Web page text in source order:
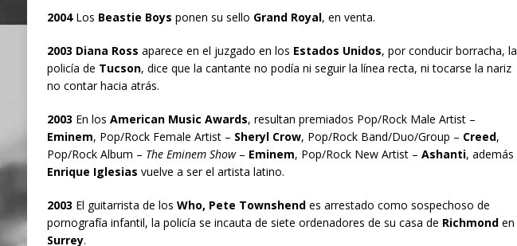
2004Los Beastie Boys ponen su sello Grand Royal, en venta.
2003 Diana Ross aparece en el juzgado en los Estados Unidos, por conducir borracha, la
policía de Tucson, dice que la cantante no podía ni seguir la línea recta, ni tocarse la nariz
no contar hacia atrás.
2003 En los American Music Awards, resultan premiados Pop/Rock Male Artist –
Eminem, Pop/Rock Female Artist – Sheryl Crow, Pop/Rock Band/Duo/Group – Creed,
Pop/Rock Album – The Eminem Show– Eminem, Pop/Rock New Artist – Ashanti, además
Enrique Iglesias vuelve a ser el artista latino.
2003 El guitarrista de los Who, Pete Townshendes arrestado como sospechoso de
pornografía infantil, la policía se incauta de siete ordenadores de su casa de Richmonden
Surrey.